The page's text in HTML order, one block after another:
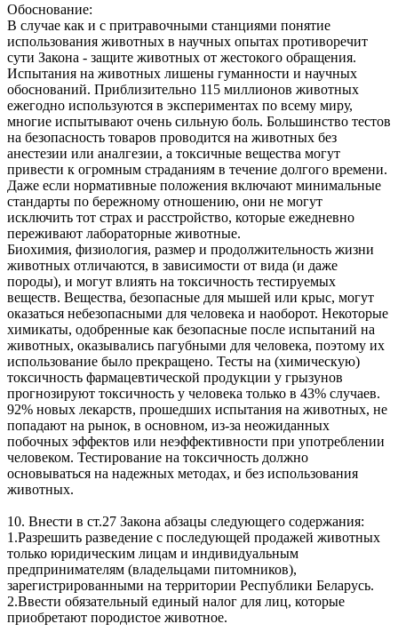
Обоснование:
В случае как и с притравочными станциями понятие
использования животных в научных опытах противоречит
сути Закона - защите животных от жестокого обращения.
Испытания на животных лишены гуманности и научных
обоснований. Приблизительно 115 миллионов животных
ежегодно используются в экспериментах по всему миру,
многие испытывают очень сильную боль. Большинство тестов
на безопасность товаров проводится на животных без
анестезии или аналгезии, а токсичные вещества могут
привести к огромным страданиям в течение долгого времени.
Даже если нормативные положения включают минимальные
стандарты по бережному отношению, они не могут
исключить тот страх и расстройство, которые ежедневно
переживают лабораторные животные.
Биохимия, физиология, размер и продолжительность жизни
животных отличаются, в зависимости от вида (и даже
породы), и могут влиять на токсичность тестируемых
веществ. Вещества, безопасные для мышей или крыс, могут
оказаться небезопасными для человека и наоборот. Некоторые
химикаты, одобренные как безопасные после испытаний на
животных, оказывались пагубными для человека, поэтому их
использование было прекращено. Тесты на (химическую)
токсичность фармацевтической продукции у грызунов
прогнозируют токсичность у человека только в 43% случаев.
92% новых лекарств, прошедших испытания на животных, не
попадают на рынок, в основном, из-за неожиданных
побочных эффектов или неэффективности при употреблении
человеком. Тестирование на токсичность должно
основываться на надежных методах, и без использования
животных.
10. Внести в ст.27 Закона абзацы следующего содержания:
1.Разрешить разведение с последующей продажей животных
только юридическим лицам и индивидуальным
предпринимателям (владельцами питомников),
зарегистрированными на территории Республики Беларусь.
2.Ввести обязательный единый налог для лиц, которые
приобретают породистое животное.